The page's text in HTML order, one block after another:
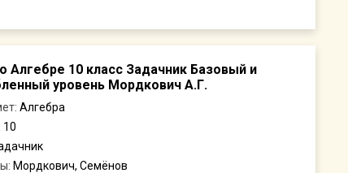
Алгебре 10 класс Задачник Базовый и
уровень Мордкович А.Г.
Алгебра
10
Мордкович, Семёнов